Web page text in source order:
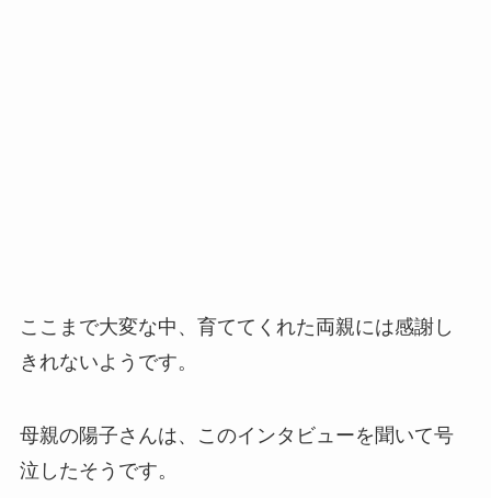
ここまで大変な中、育ててくれた両親には感謝し
きれないようです。
母親の陽子さんは、このインタビューを聞いて号
泣したそうです。